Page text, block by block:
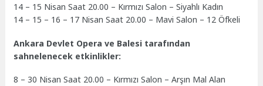
14 – 15 Nisan Saat 20.00 – Kırmızı Salon – Siyahlı Kadın
14 – 15 – 16 – 17 Nisan Saat 20.00 – Mavi Salon – 12 Öfkeli
Ankara Devlet Opera ve Balesi tarafından
sahnelenecek etkinlikler:
8 – 30 Nisan Saat 20.00 – Kırmızı Salon – Arşın Mal Alan